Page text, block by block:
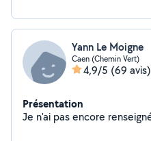
Yann Le Moigne
Caen (Chemin Vert)
4,9/5 (69 avis)
Présentation